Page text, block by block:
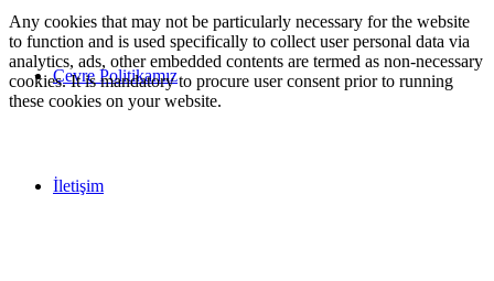
Çevre Politikamız
İletişim
Any cookies that may not be particularly necessary for the website
to function and is used specifically to collect user personal data via
analytics, ads, other embedded contents are termed as non-necessary
cookies. It is mandatory to procure user consent prior to running
these cookies on your website.